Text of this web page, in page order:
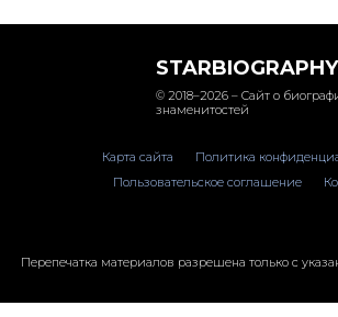
STARBIOGRAPHY
© 2018–2026 – Сайт о
знаменитостей
Карта сайта
Политика
Пользовательское соглашение
Перепечатка материалов разрешена только с